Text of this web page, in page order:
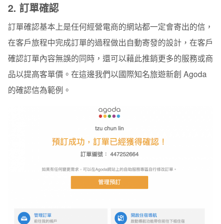
2. 訂單確認
訂單確認基本上是任何經營電商的網站都一定會寄出的信，
在客戶旅程中完成訂單的過程做出自動寄發的設計，在客戶
確認訂單內容無誤的同時，還可以藉此推銷更多的服務或商
品以提高客單價。在這邊我們以國際知名旅遊新創 Agoda
的確認信為範例。